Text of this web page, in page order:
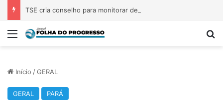
Menu
Início /GERAL
GERAL PARÁ